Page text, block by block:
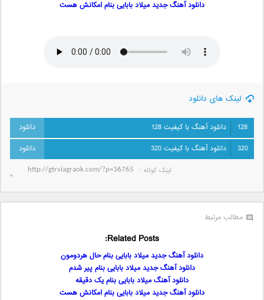
دانلود آهنگ جدید میلاد بابایی بنام امکانش هست
لینک های دانلود
128
دانلود آهنگ با کیفیت 128
320
دانلود آهنگ با کیفیت 320
لینک کوتاه‌ :
مطالب مرتبط
Related Posts:
دانلود آهنگ جدید میلاد بابایی بنام حال هردومون
دانلود آهنگ جدید میلاد بابایی بنام پیر شدم
دانلود آهنگ میلاد بابایی بنام یک دقیقه
دانلود آهنگ جدید میلاد بابایی بنام امکانش هست